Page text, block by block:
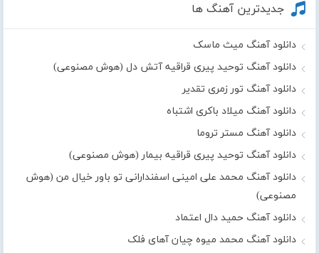
جدیدترین آهنگ ها
دانلود آهنگ میث ماسک
دانلود آهنگ توحید پیری قراقیه آتش دل (هوش مصنوعی)
دانلود آهنگ تور زمری تقدیر
دانلود آهنگ میلاد باکری اشتباه
دانلود آهنگ مستر تروما
دانلود آهنگ توحید پیری قراقیه بیمار (هوش مصنوعی)
دانلود آهنگ محمد علی امینی اسفندارانی تو باور خیال من (هوش
مصنوعی)
دانلود آهنگ حمید دال اعتماد
دانلود آهنگ محمد میوه چیان آهای فلک